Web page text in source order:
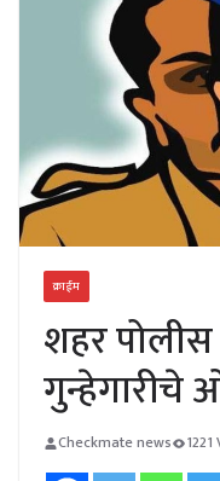
क्राईम
शहर
गुन्हेगारीचे
Checkmate news